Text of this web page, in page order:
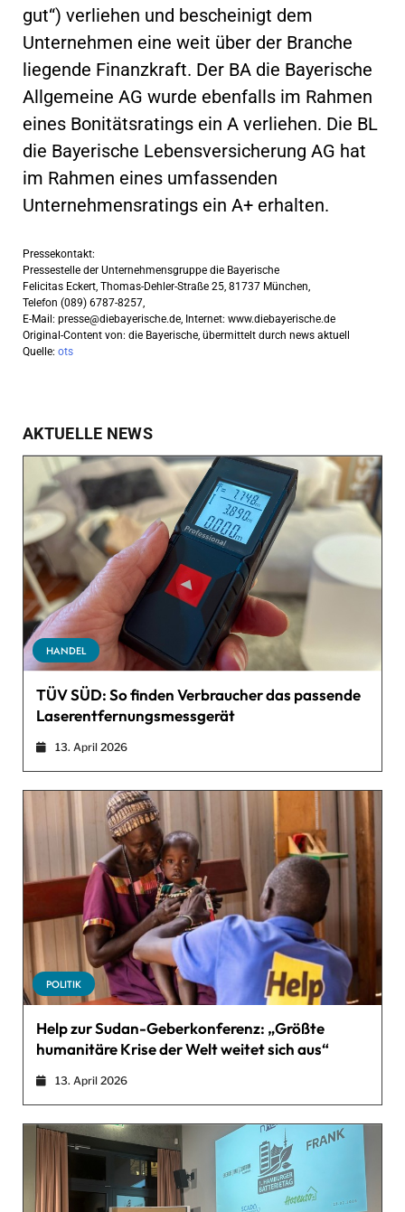
gut“) verliehen und bescheinigt dem
Unternehmen eine weit über der Branche
liegende Finanzkraft. Der BA die Bayerische
Allgemeine AG wurde ebenfalls im Rahmen
eines Bonitätsratings ein A verliehen. Die BL
die Bayerische Lebensversicherung AG hat
im Rahmen eines umfassenden
Unternehmensratings ein A+ erhalten.
Pressekontakt:
Pressestelle der Unternehmensgruppe die Bayerische
Felicitas Eckert, Thomas-Dehler-Straße 25, 81737 München,
Telefon (089) 6787-8257,
E-Mail: presse@diebayerische.de, Internet: www.diebayerische.de
Original-Content von: die Bayerische, übermittelt durch news aktuell
Quelle: ots
AKTUELLE NEWS
HANDEL
TÜV SÜD: So finden Verbraucher das passende
Laserentfernungsmessgerät
13. April 2026
POLITIK
Help zur Sudan-Geberkonferenz: „Größte
humanitäre Krise der Welt weitet sich aus“
13. April 2026